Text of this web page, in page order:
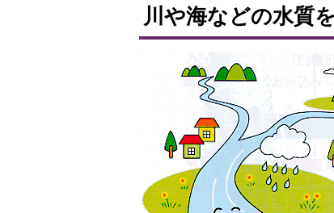
ッ
プ
川や海などの水質